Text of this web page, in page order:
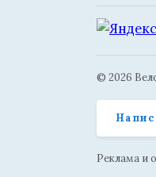
© 2026
Реклама и